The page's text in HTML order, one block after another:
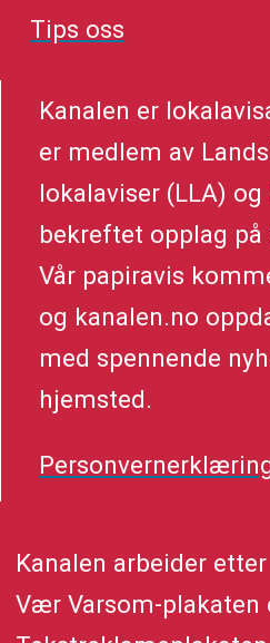
Tips oss
Kanalen er
er medlem av
lokalaviser (LLA)
bekreftet opplag på
Vår papiravis
og kanalen.no
med spennende
hjemsted.
Kanalen arbeider
Vær Varsom-plakaten